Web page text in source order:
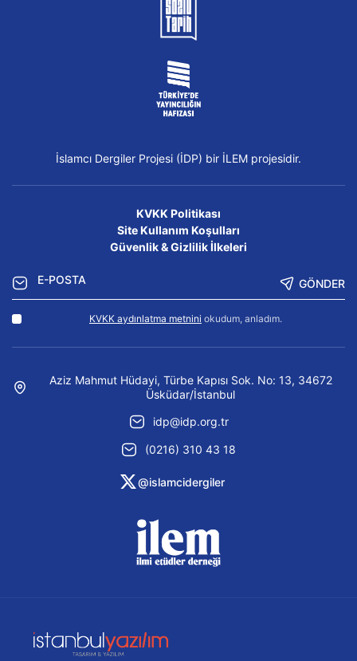
İslamcı Dergiler Projesi (İDP) bir İLEM projesidir.
KVKK Politikası
Site Kullanım Koşulları
Güvenlik & Gizlilik İlkeleri
GÖNDER
KVKK aydınlatma metnini okudum, anladım.
Aziz Mahmut Hüdayi, Türbe Kapısı Sok. No: 13, 34672
Üsküdar/İstanbul
idp@idp.org.tr
(0216) 310 43 18
@islamcidergiler